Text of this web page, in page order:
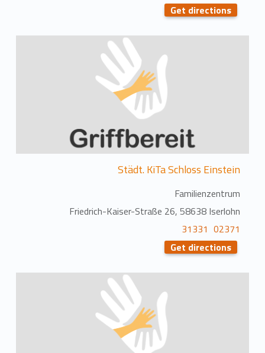
Get directions
Städt. KiTa Schloss Einstein
Familienzentrum
Friedrich-Kaiser-Straße 26, 58638 Iserlohn
02371 31331
Get directions